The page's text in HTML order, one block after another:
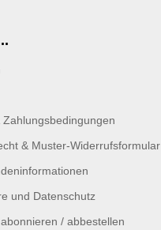
Zahlungsbedingungen
& Muster-Widerrufsformular
und Datenschutz
/ abbestellen